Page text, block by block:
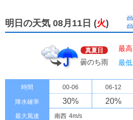
明日の天気 08月11日 (火)
真夏日
曇のち雨
最高
最低
時間 00-06 06-12
降水確率 30% 20%
最大風速 南西 4m/s